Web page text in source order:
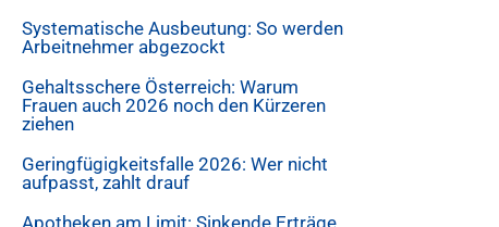
Systematische Ausbeutung: So werden
Arbeitnehmer abgezockt
Gehaltsschere Österreich: Warum
Frauen auch 2026 noch den Kürzeren
ziehen
Geringfügigkeitsfalle 2026: Wer nicht
aufpasst, zahlt drauf
Apotheken am Limit: Sinkende Erträge